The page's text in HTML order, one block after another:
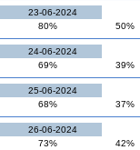
23-06-2024
80%
50%
24-06-2024
69%
39%
25-06-2024
68%
37%
26-06-2024
73%
42%